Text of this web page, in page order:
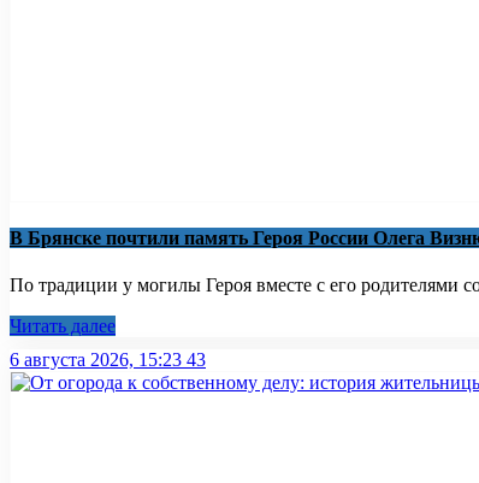
В Брянске почтили память Героя России Олега
По традиции у могилы Героя вместе с его родителями
Читать далее
6 августа 2026, 15:23 43